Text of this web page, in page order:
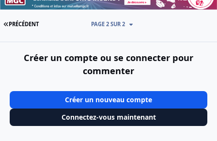
PREMIÈRE PAGE
PRÉCÉDENT PAGE 2 SUR 2
Créer un compte ou se connecter pour
commenter
Créer un nouveau compte
Connectez-vous maintenant